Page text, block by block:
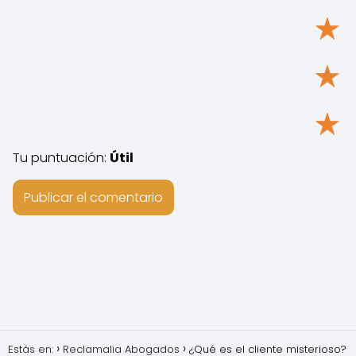
★
★
★
Tu puntuación: Útil
Estás en: Reclamalia Abogados ¿Qué es el cliente misterioso?